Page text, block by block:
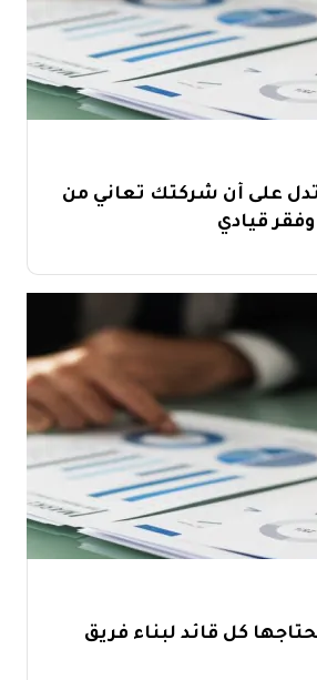
على أن شركتك تعاني من
قيادي
كل قائد لبناء فريق